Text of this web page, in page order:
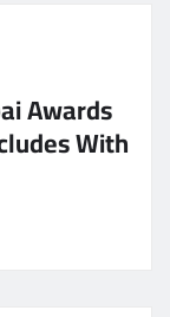
Awards
With